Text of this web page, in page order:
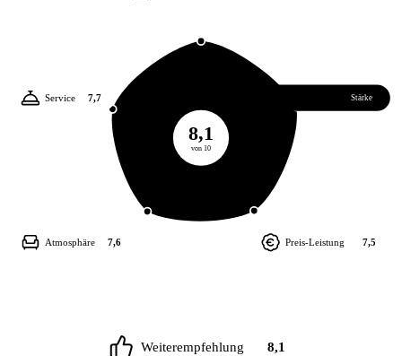
8,1
von 10
Stärke
Preis-Leistung 7,5
Atmosphäre 7,6
Service 7,7
Weiterempfehlung 8,1